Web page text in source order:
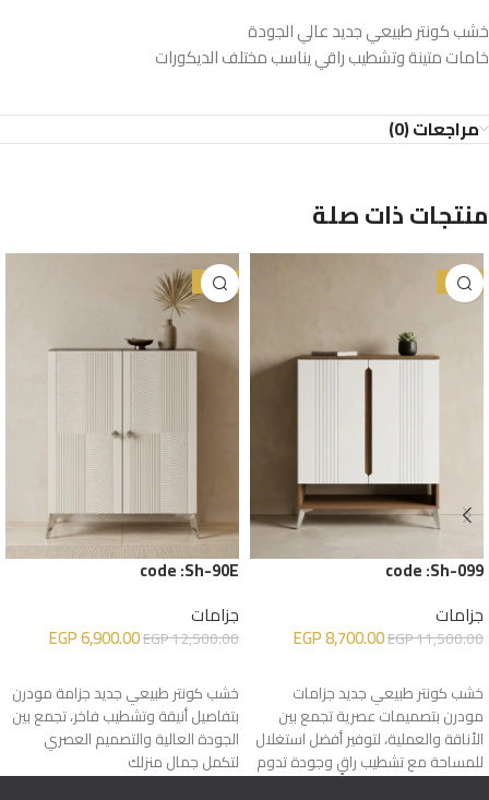
خشب كونتر طبيعي جديد عالي الجودة
خامات متينة وتشطيب راقي يناسب مختلف الديكورات
مراجعات (0)
منتجات ذات صلة
-24%
code :Sh-099
جزامات
EGP11,500.00
EGP8,700.00
خشب كونتر طبيعي جديد جزامات
مودرن بتصميمات عصرية تجمع بين
الأناقة والعملية، لتوفير أفضل استغلال
للمساحة مع تشطيب راقٍ وجودة تدوم
لسنوات
-45%
code :Sh-90E
جزامات
EGP12,500.00
EGP6,900.00
خشب كونتر طبيعي جديد جزامة مودرن
بتفاصيل أنيقة وتشطيب فاخر، تجمع بين
الجودة العالية والتصميم العصري
لتكمل جمال منزلك